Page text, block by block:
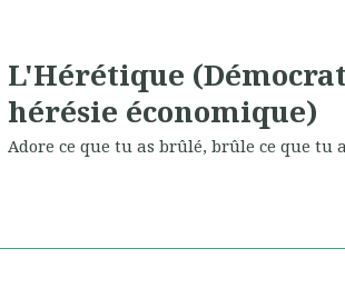
L'Hérétique
hérésie économique)
Adore ce que tu as brûlé, brûle ce que tu